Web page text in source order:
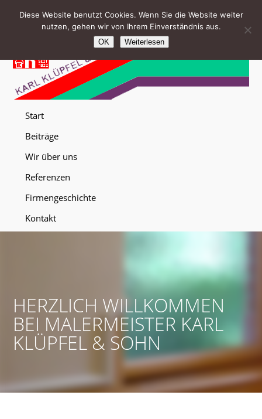
Start
Beiträge
Wir über uns
Referenzen
Firmengeschichte
Kontakt
HERZLICH WILLKOMMEN
BEI MALERMEISTER KARL
KLÜPFEL & SOHN
Diese Website benutzt Cookies. Wenn Sie die Website weiter
nutzen, gehen wir von Ihrem Einverständnis aus.
OK Weiterlesen